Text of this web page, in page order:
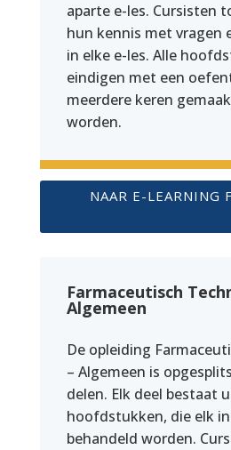
aparte e-les. Cursisten
hun kennis met vragen
in elke e-les. Alle
eindigen met een
meerdere keren
worden.
NAAR E-LEARNING
Farmaceutisch
Algemeen
De opleiding
– Algemeen is
delen. Elk deel bestaat
hoofdstukken, die elk
behandeld worden.